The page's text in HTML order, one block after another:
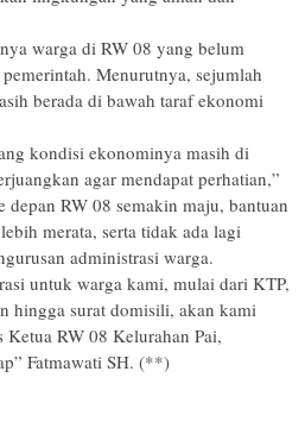
warga di RW 08 yang belum
Menurutnya, sejumlah
berada di bawah taraf ekonomi
kondisi ekonominya masih di
agar mendapat perhatian,”
depan RW 08 semakin maju, bantuan
merata, serta tidak ada lagi
administrasi warga.
untuk warga kami, mulai dari KTP,
hingga surat domisili, akan kami
Ketua RW 08 Kelurahan Pai,
Fatmawati SH. (**)